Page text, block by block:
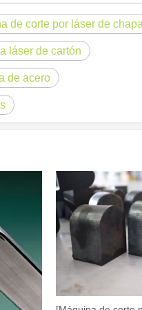
en rápida evolución de
de tubos metálicos
de corte por láser de
láser de cartón
de acero